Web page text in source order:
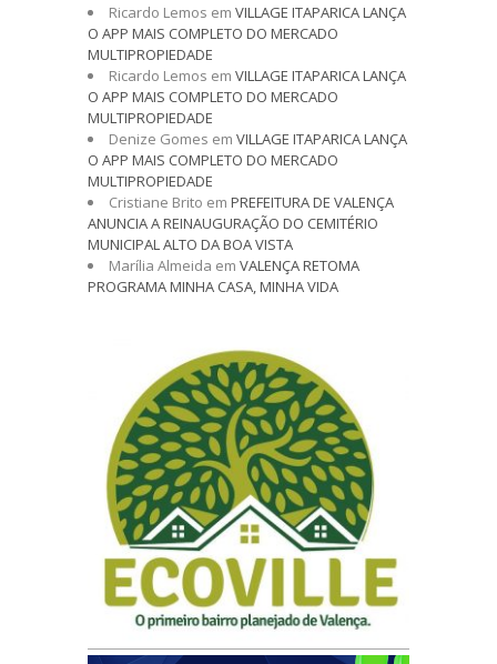
Ricardo Lemos em VILLAGE ITAPARICA LANÇA
O APP MAIS COMPLETO DO MERCADO
MULTIPROPIEDADE
Ricardo Lemos em VILLAGE ITAPARICA LANÇA
O APP MAIS COMPLETO DO MERCADO
MULTIPROPIEDADE
Denize Gomes em VILLAGE ITAPARICA LANÇA
O APP MAIS COMPLETO DO MERCADO
MULTIPROPIEDADE
Cristiane Brito em PREFEITURA DE VALENÇA
ANUNCIA A REINAUGURAÇÃO DO CEMITÉRIO
MUNICIPAL ALTO DA BOA VISTA
Marília Almeida em VALENÇA RETOMA
PROGRAMA MINHA CASA, MINHA VIDA